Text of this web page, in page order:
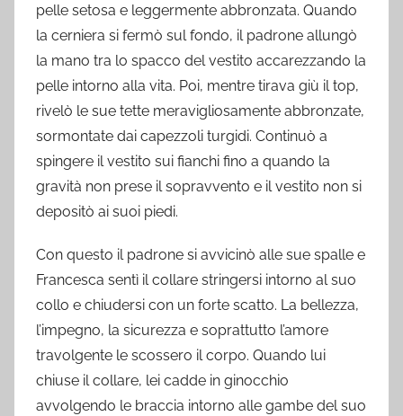
pelle setosa e leggermente abbronzata. Quando
la cerniera si fermò sul fondo, il padrone allungò
la mano tra lo spacco del vestito accarezzando la
pelle intorno alla vita. Poi, mentre tirava giù il top,
rivelò le sue tette meravigliosamente abbronzate,
sormontate dai capezzoli turgidi. Continuò a
spingere il vestito sui fianchi fino a quando la
gravità non prese il sopravvento e il vestito non si
depositò ai suoi piedi.
Con questo il padrone si avvicinò alle sue spalle e
Francesca sentì il collare stringersi intorno al suo
collo e chiudersi con un forte scatto. La bellezza,
l’impegno, la sicurezza e soprattutto l’amore
travolgente le scossero il corpo. Quando lui
chiuse il collare, lei cadde in ginocchio
avvolgendo le braccia intorno alle gambe del suo